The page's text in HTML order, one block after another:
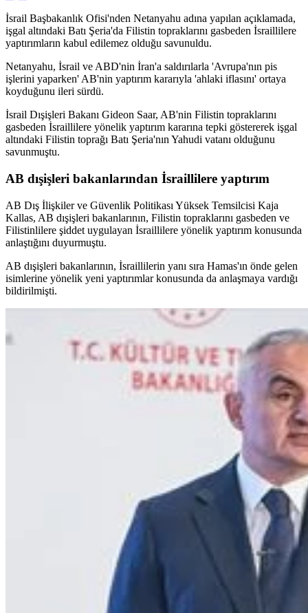
İsrail Başbakanlık Ofisi'nden Netanyahu adına yapılan açıklamada,
işgal altındaki Batı Şeria'da Filistin topraklarını gasbeden İsraillilere
yaptırımların kabul edilemez olduğu savunuldu.
Netanyahu, İsrail ve ABD'nin İran'a saldırılarla 'Avrupa'nın pis
işlerini yaparken' AB'nin yaptırım kararıyla 'ahlaki iflasını' ortaya
koyduğunu ileri sürdü.
İsrail Dışişleri Bakanı Gideon Saar, AB'nin Filistin topraklarını
gasbeden İsraillilere yönelik yaptırım kararına tepki göstererek işgal
altındaki Filistin toprağı Batı Şeria'nın Yahudi vatanı olduğunu
savunmuştu.
AB dışişleri bakanlarından İsraillilere yaptırım
AB Dış İlişkiler ve Güvenlik Politikası Yüksek Temsilcisi Kaja
Kallas, AB dışişleri bakanlarının, Filistin topraklarını gasbeden ve
Filistinlilere şiddet uygulayan İsraillilere yönelik yaptırım konusunda
anlaştığını duyurmuştu.
AB dışişleri bakanlarının, İsraillilerin yanı sıra Hamas'ın önde gelen
isimlerine yönelik yeni yaptırımlar konusunda da anlaşmaya vardığı
bildirilmişti.